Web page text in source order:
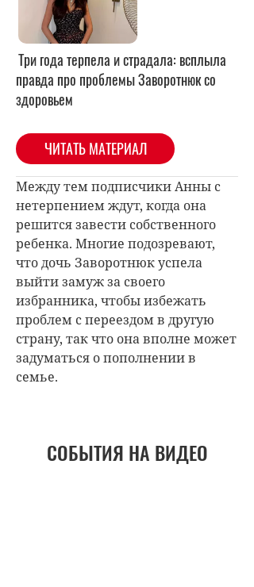
Три года терпела и страдала: всплыла
правда про проблемы Заворотнюк со
здоровьем
ЧИТАТЬ МАТЕРИАЛ
Между тем подписчики Анны с
нетерпением ждут, когда она
решится завести собственного
ребенка. Многие подозревают,
что дочь Заворотнюк успела
выйти замуж за своего
избранника, чтобы избежать
проблем с переездом в другую
страну, так что она вполне может
задуматься о пополнении в
семье.
СОБЫТИЯ НА ВИДЕО